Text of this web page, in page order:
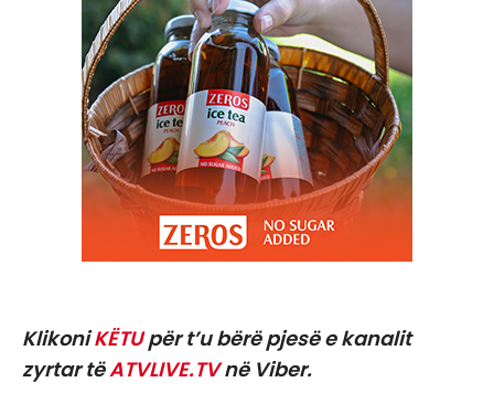
KlikoniKËTUpër t’u bërë pjesë e kanalit
zyrtar tëATVLIVE.TVnë Viber.